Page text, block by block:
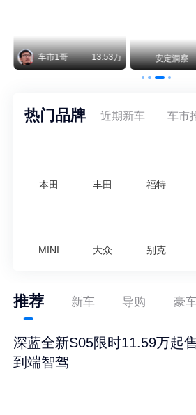
智电出行 8.54万 智电出行
热门品牌 近期新车 车市
本田 丰田 福特
MINI 大众 别克
推荐 新车 导购 豪
深蓝全新S05限时11.59万起
到端智驾